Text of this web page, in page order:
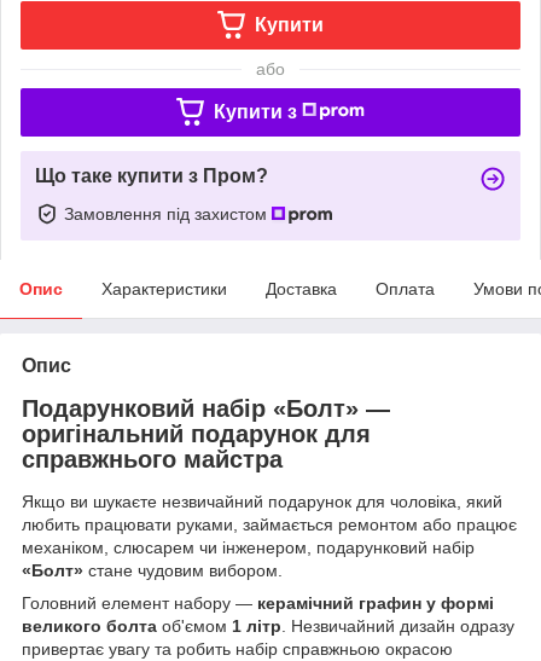
Купити
або
Купити з
Що таке купити з Пром?
Замовлення під захистом
Опис Характеристики Доставка Оплата Умови
Опис
Подарунковий набір «Болт» —
оригінальний подарунок для
справжнього майстра
Якщо ви шукаєте незвичайний подарунок для чоловіка, який
любить працювати руками, займається ремонтом або працює
механіком, слюсарем чи інженером, подарунковий набір
«Болт» стане чудовим вибором.
Головний елемент набору — керамічний графин у формі
великого болта об'ємом 1 літр. Незвичайний дизайн одразу
привертає увагу та робить набір справжньою окрасою